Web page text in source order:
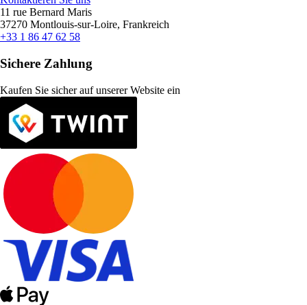
11 rue Bernard Maris
37270 Montlouis-sur-Loire, Frankreich
+33 1 86 47 62 58
Sichere Zahlung
Kaufen Sie sicher auf unserer Website ein